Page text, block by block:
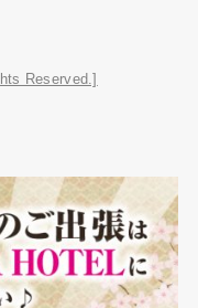
Reserved.]